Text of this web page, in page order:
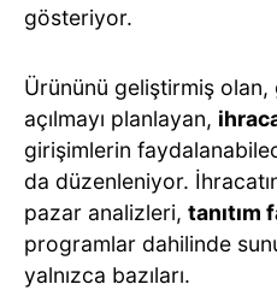
gösteriyor.
Ürününü geliştirmiş
açılmayı planlayan,
girişimlerin
da düzenleniyor.
pazar analizleri, tanıtım
programlar dahilinde
yalnızca bazıları.